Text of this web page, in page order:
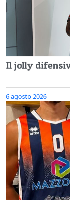
Il jolly
6 agosto 2026